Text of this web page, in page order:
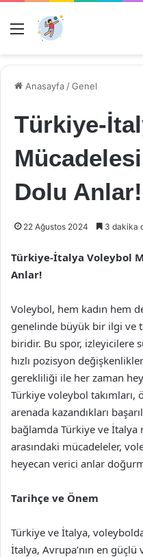
Menü
Anasayfa /Genel
Türkiye-
Dolu Anlar!
22 Ağustos 2024 3 dakika
Türkiye-İtalya Voleybol
Anlar!
Voleybol, hem kadın hem
genelinde büyük bir ilgi ve
biridir. Bu spor, izleyicilere
hızlı pozisyon
gerekliliği ile her zaman
Türkiye voleybol takımları,
arenada kazandıkları
bağlamda Türkiye ve İtalya
arasındaki mücadeleler,
heyecan verici anlar
Tarihçe ve Önem
Türkiye ve İtalya,
İtalya, Avrupa’nın en